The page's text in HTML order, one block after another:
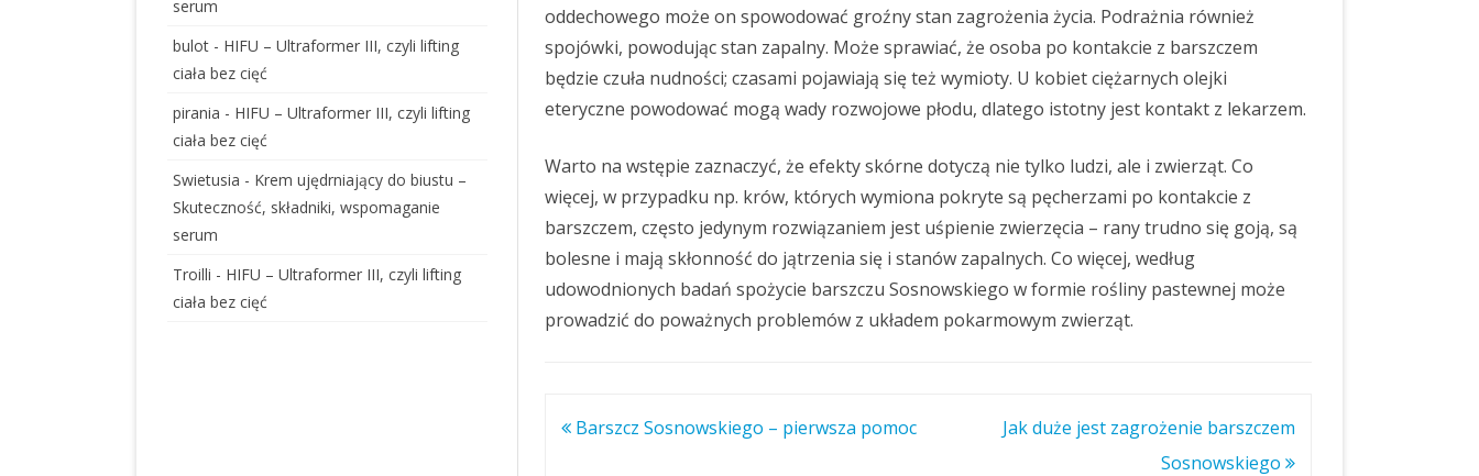
oddechowego może on spowodować groźny stan zagrożenia życia. Podrażnia również
spojówki, powodując stan zapalny. Może sprawiać, że osoba po kontakcie z barszczem
będzie czuła nudności; czasami pojawiają się też wymioty. U kobiet ciężarnych olejki
eteryczne powodować mogą wady rozwojowe płodu, dlatego istotny jest kontakt z lekarzem.
Warto na wstępie zaznaczyć, że efekty skórne dotyczą nie tylko ludzi, ale i zwierząt. Co
więcej, w przypadku np. krów, których wymiona pokryte są pęcherzami po kontakcie z
barszczem, często jedynym rozwiązaniem jest uśpienie zwierzęcia – rany trudno się goją, są
bolesne i mają skłonność do jątrzenia się i stanów zapalnych. Co więcej, według
udowodnionych badań spożycie barszczu Sosnowskiego w formie rośliny pastewnej może
prowadzić do poważnych problemów z układem pokarmowym zwierząt.
Nawigacja
Barszcz Sosnowskiego – pierwsza pomoc
Jak duże jest zagrożenie barszczem
Sosnowskiego
serum
bulot - HIFU – Ultraformer III, czyli lifting
ciała bez cięć
pirania - HIFU – Ultraformer III, czyli lifting
ciała bez cięć
Swietusia - Krem ujędrniający do biustu –
Skuteczność, składniki, wspomaganie
serum
Troilli - HIFU – Ultraformer III, czyli lifting
ciała bez cięć